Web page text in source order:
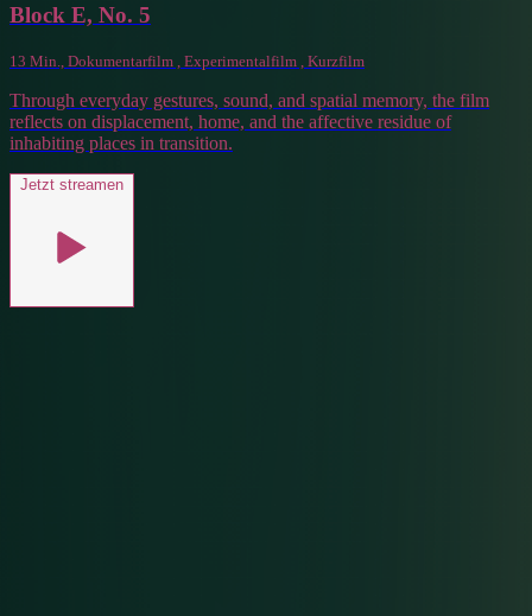
Block E, No. 5
13 Min., Dokumentarfilm , Experimentalfilm , Kurzfilm
Through everyday gestures, sound, and spatial memory, the film
reflects on displacement, home, and the affective residue of
inhabiting places in transition.
Jetzt streamen